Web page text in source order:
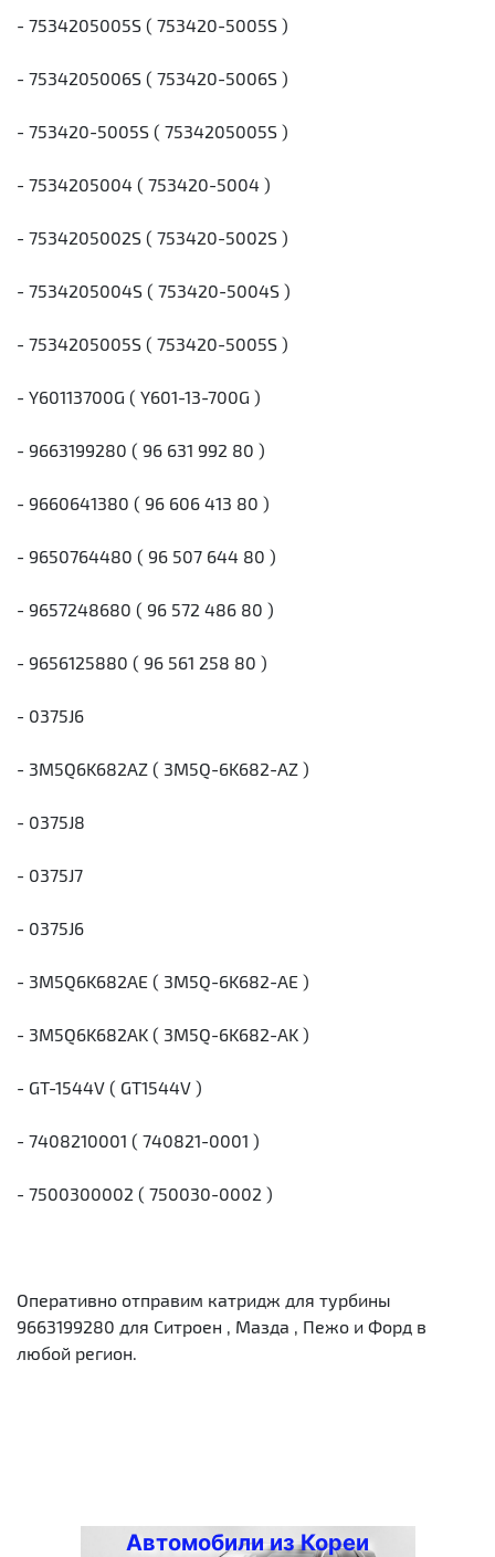
- 7534205005S ( 753420-5005S )
- 7534205006S ( 753420-5006S )
- 753420-5005S ( 7534205005S )
- 7534205004 ( 753420-5004 )
- 7534205002S ( 753420-5002S )
- 7534205004S ( 753420-5004S )
- 7534205005S ( 753420-5005S )
- Y60113700G ( Y601-13-700G )
- 9663199280 ( 96 631 992 80 )
- 9660641380 ( 96 606 413 80 )
- 9650764480 ( 96 507 644 80 )
- 9657248680 ( 96 572 486 80 )
- 9656125880 ( 96 561 258 80 )
- 0375J6
- 3M5Q6K682AZ ( 3M5Q-6K682-AZ )
- 0375J8
- 0375J7
- 0375J6
- 3M5Q6K682AE ( 3M5Q-6K682-AE )
- 3M5Q6K682AK ( 3M5Q-6K682-AK )
- GT-1544V ( GT1544V )
- 7408210001 ( 740821-0001 )
- 7500300002 ( 750030-0002 )
Оперативно отправим катридж для турбины
9663199280 для Ситроен , Мазда , Пежо и Форд в
любой регион.
Автомобили из Кореи